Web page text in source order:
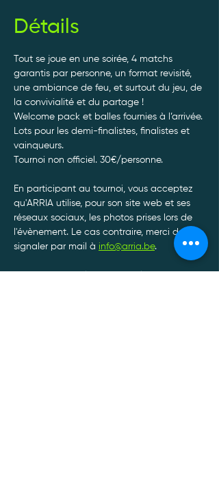
Détails
Tout se joue en une soirée, 4 matchs
garantis par personne, un format revisité,
une ambiance de feu, et surtout du jeu, de
la convivialité et du partage !
Welcome pack et balles fournies à l’arrivée.
Lots pour les demi-finalistes, finalistes et
vainqueurs.
Tournoi non officiel. 30€/personne.
En participant au tournoi, vous acceptez
qu'ARRIA utilise, pour son site web et ses
réseaux sociaux, les photos prises lors de
l'évènement. Le cas contraire, merci de le
signaler par mail à info@arria.be.